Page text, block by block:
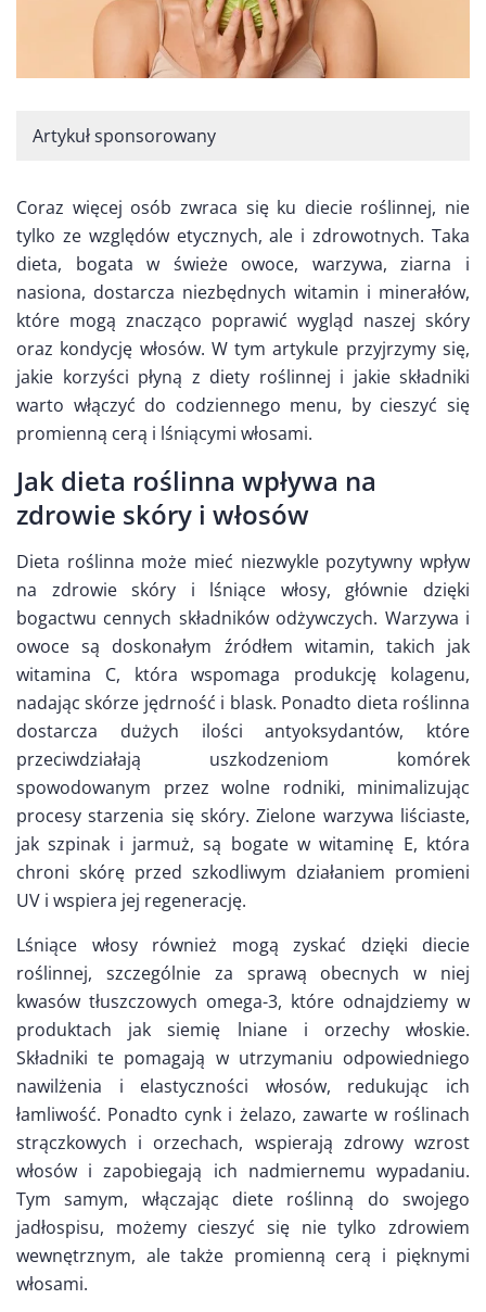
Artykuł sponsorowany
Coraz więcej osób zwraca się ku diecie roślinnej, nie
tylko ze względów etycznych, ale i zdrowotnych. Taka
dieta, bogata w świeże owoce, warzywa, ziarna i
nasiona, dostarcza niezbędnych witamin i minerałów,
które mogą znacząco poprawić wygląd naszej skóry
oraz kondycję włosów. W tym artykule przyjrzymy się,
jakie korzyści płyną z diety roślinnej i jakie składniki
warto włączyć do codziennego menu, by cieszyć się
promienną cerą i lśniącymi włosami.
Jak dieta roślinna wpływa na
zdrowie skóry i włosów
Dieta roślinna może mieć niezwykle pozytywny wpływ
na zdrowie skóry i lśniące włosy, głównie dzięki
bogactwu cennych składników odżywczych. Warzywa i
owoce są doskonałym źródłem witamin, takich jak
witamina C, która wspomaga produkcję kolagenu,
nadając skórze jędrność i blask. Ponadto dieta roślinna
dostarcza dużych ilości antyoksydantów, które
przeciwdziałają uszkodzeniom komórek
spowodowanym przez wolne rodniki, minimalizując
procesy starzenia się skóry. Zielone warzywa liściaste,
jak szpinak i jarmuż, są bogate w witaminę E, która
chroni skórę przed szkodliwym działaniem promieni
UV i wspiera jej regenerację.
Lśniące włosy również mogą zyskać dzięki diecie
roślinnej, szczególnie za sprawą obecnych w niej
kwasów tłuszczowych omega-3, które odnajdziemy w
produktach jak siemię lniane i orzechy włoskie.
Składniki te pomagają w utrzymaniu odpowiedniego
nawilżenia i elastyczności włosów, redukując ich
łamliwość. Ponadto cynk i żelazo, zawarte w roślinach
strączkowych i orzechach, wspierają zdrowy wzrost
włosów i zapobiegają ich nadmiernemu wypadaniu.
Tym samym, włączając diete roślinną do swojego
jadłospisu, możemy cieszyć się nie tylko zdrowiem
wewnętrznym, ale także promienną cerą i pięknymi
włosami.